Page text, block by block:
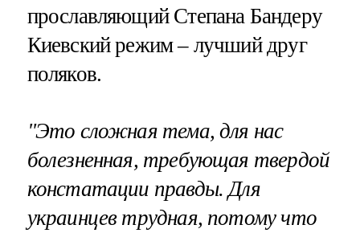
прославляющий Степана Бандеру
Киевский режим – лучший друг
поляков.
"Это сложная тема, для нас
болезненная, требующая твердой
констатации правды. Для
украинцев трудная, потому что